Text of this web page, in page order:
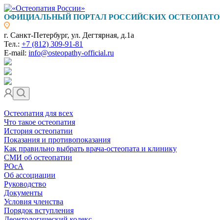
ОФИЦИАЛЬНЫЙ ПОРТАЛ РОССИЙСКИХ
г. Санкт-Петербург, ул. Дегтярная, д.1а
Тел.: +7 (812) 309-91-81
E-mail: info@osteopathy-official.ru
Остеопатия для всех
Что такое остеопатия
История остеопатии
Показания и противопоказания
Как правильно выбрать врача-остеопата и клинику
СМИ об остеопатии
РОсА
Об ассоциации
Руководство
Документы
Условия членства
Порядок вступления